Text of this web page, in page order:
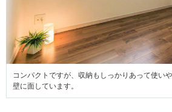
コンパクトですが、収納もしっかりあって使い
壁に面しています。